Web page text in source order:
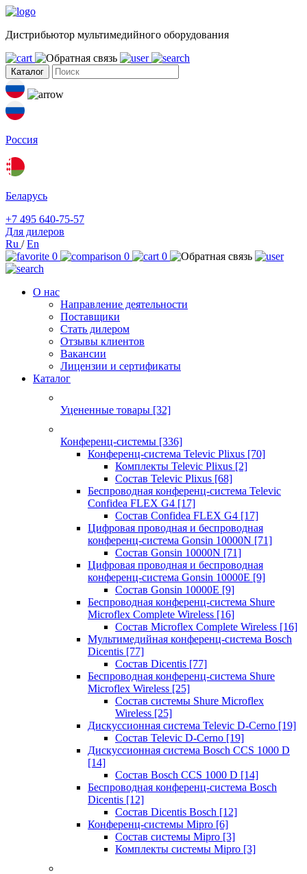
Дистрибьютор мультимедийного оборудования
Каталог
Россия
Беларусь
+7 495 640-75-57
Для дилеров
Ru /En
0
0 0
О нас
Направление деятельности
Поставщики
Стать дилером
Отзывы клиентов
Вакансии
Лицензии и сертификаты
Каталог
Уцененные товары [32]
Конференц-системы [336]
Конференц-система Televic Plixus [70]
Комплекты Televic Plixus [2]
Состав Televic Plixus [68]
Беспроводная конференц-система Televic
Confidea FLEX G4 [17]
Состав Confidea FLEX G4 [17]
Цифровая проводная и беспроводная
конференц-система Gonsin 10000N [71]
Состав Gonsin 10000N [71]
Цифровая проводная и беспроводная
конференц-система Gonsin 10000E [9]
Состав Gonsin 10000E [9]
Беспроводная конференц-система Shure
Microflex Complete Wireless [16]
Состав Microflex Complete Wireless [16]
Мультимедийная конференц-система Bosch
Dicentis [77]
Состав Dicentis [77]
Беспроводная конференц-система Shure
Microflex Wireless [25]
Состав системы Shure Microflex
Wireless [25]
Дискуссионная система Televic D-Cerno [19]
Состав Televic D-Cerno [19]
Дискуссионная система Bosch CCS 1000 D
[14]
Состав Bosch CCS 1000 D [14]
Беспроводная конференц-система Bosch
Dicentis [12]
Состав Dicentis Bosch [12]
Конференц-системы Mipro [6]
Состав системы Mipro [3]
Комплекты системы Mipro [3]